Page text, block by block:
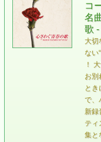
コ
名
歌 -
大切
ない
！
お別
と
で、
新録
ティ
集と